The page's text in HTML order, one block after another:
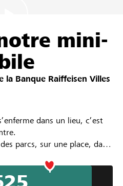
mini-
la Banque Raiffeisen Villes
dans un lieu, c’est
parcs, sur une place, dans
d’acquérir notre vélo cargo